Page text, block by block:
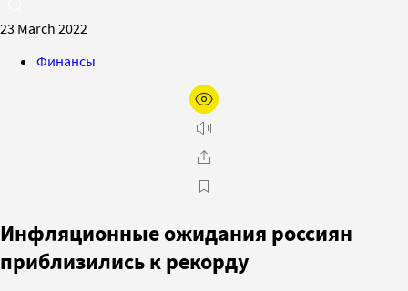
23 March 2022
Финансы
Инфляционные ожидания россиян
приблизились к рекорду